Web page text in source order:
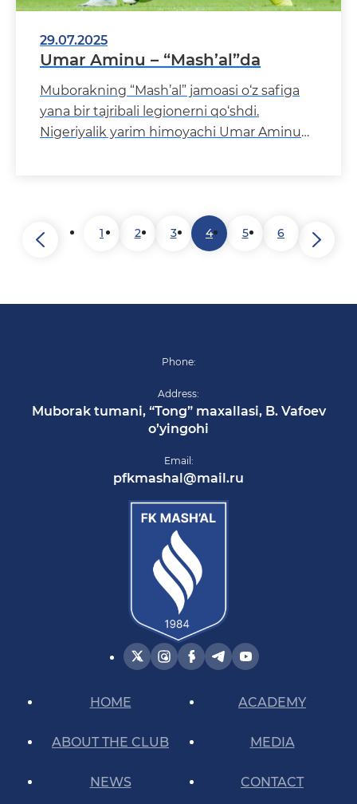
29.07.2025
Umar Aminu – “Mash’al”da
Muborakning “Mash’al” jamoasi o‘z safiga
yana bir tajribali legionerni qo‘shdi.
Nigeriyalik yarim himoyachi Umar Aminu
1 2 3 4 5 6
Phone:
Address:
Muborak tumani, “Tong” maxallasi, B. Vafoev
o’yingohi
Email:
pfkmashal@mail.ru
HOME
ABOUT THE CLUB
NEWS
ACADEMY
MEDIA
CONTACT